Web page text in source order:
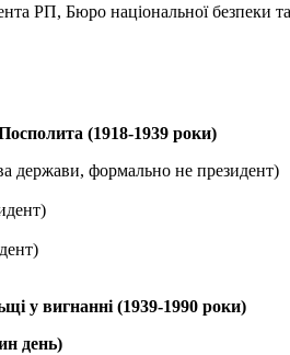
РП, Бюро національної безпеки
(1918-1939 роки)
держави, формально не президент)
у вигнанні (1939-1990 роки)
день)